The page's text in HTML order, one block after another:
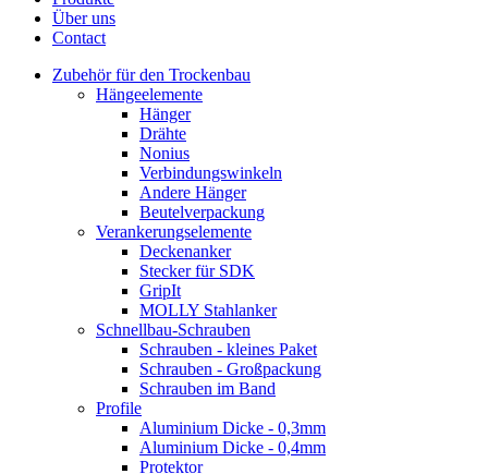
Über uns
Contact
Zubehör für den Trockenbau
Hängeelemente
Hänger
Drähte
Nonius
Verbindungswinkeln
Andere Hänger
Beutelverpackung
Verankerungselemente
Deckenanker
Stecker für SDK
GripIt
MOLLY Stahlanker
Schnellbau-Schrauben
Schrauben - kleines Paket
Schrauben - Großpackung
Schrauben im Band
Profile
Aluminium Dicke - 0,3mm
Aluminium Dicke - 0,4mm
Protektor